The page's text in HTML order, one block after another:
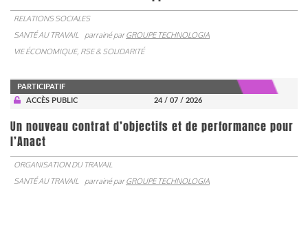
RELATIONS SOCIALES
SANTÉ AU TRAVAIL
parrainé parGROUPE TECHNOLOGIA
VIE ÉCONOMIQUE, RSE & SOLIDARITÉ
PARTICIPATIF
ACCÈS PUBLIC
24 / 07 / 2026
Un nouveau contrat d’objectifs et de performance pour
l’Anact
ORGANISATION DU TRAVAIL
SANTÉ AU TRAVAIL
parrainé parGROUPE TECHNOLOGIA